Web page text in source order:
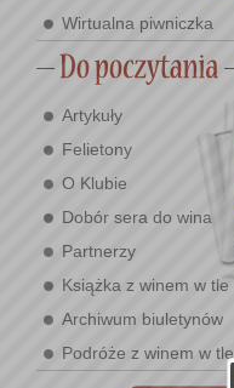
Wirtualna piwniczka
Artykuły
Felietony
O Klubie
Dobór sera do wina
Partnerzy
Książka z winem w tle
Archiwum biuletynów
Podróże z winem w tle